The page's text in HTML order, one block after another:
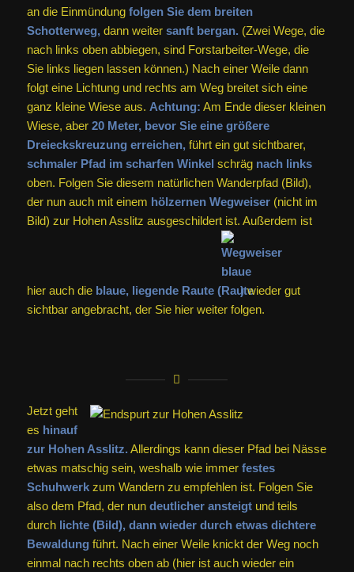
an die Einmündung folgen Sie dem breiten
Schotterweg,dann weiter sanft bergan. (Zwei Wege, die
nach links oben abbiegen, sind Forstarbeiter-Wege, die
Sie links liegen lassen können.) Nach einer Weile dann
folgt eine Lichtung und rechts am Weg breitet sich eine
ganz kleine Wiese aus. Achtung: Am Ende dieser kleinen
Wiese, aber 20 Meter, bevor Sie eine größere
Dreieckskreuzung erreichen,führt ein gut sichtbarer,
schmaler Pfad im scharfen Winkel schräg nach links
oben. Folgen Sie diesem natürlichen Wanderpfad (Bild),
der nun auch mit einem hölzernen Wegweiser(nicht im
Bild) zur Hohen Asslitz ausgeschildert ist. Außerdem ist
hier auch die blaue, liegende Raute ( )wieder gut
sichtbar angebracht, der Sie hier weiter folgen.
Jetzt geht
es hinauf
zur Hohen Asslitz. Allerdings kann dieser Pfad bei Nässe
etwas matschig sein, weshalb wie immer festes
Schuhwerkzum Wandern zu empfehlen ist. Folgen Sie
also dem Pfad, der nundeutlicher ansteigtund teils
durch lichte (Bild), dann wieder durch etwas dichtere
Bewaldung führt. Nach einer Weile knickt der Weg noch
einmal nach rechts oben ab (hier ist auch wieder ein